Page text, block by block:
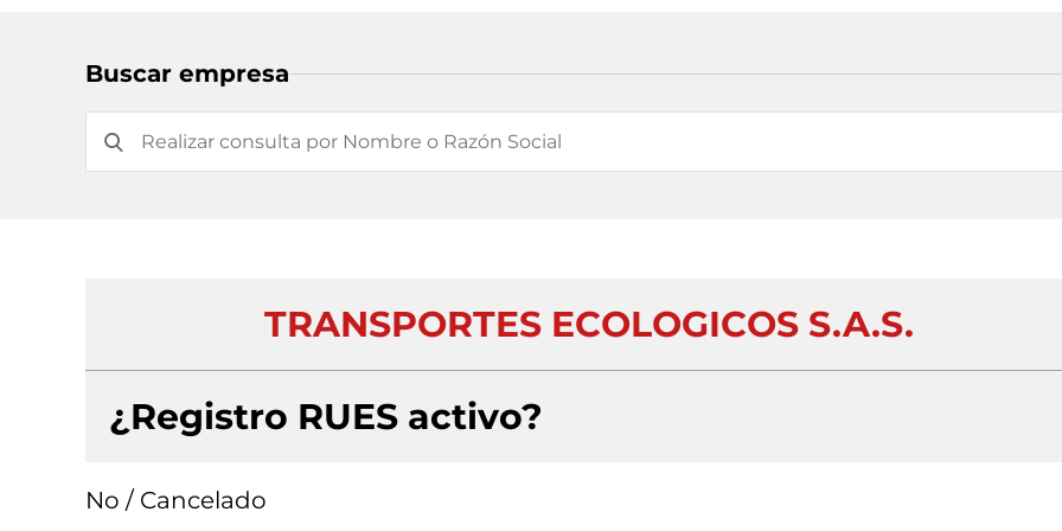
Buscar empresa
TRANSPORTES ECOLOGICOS S.A.S.
¿Registro RUES activo?
No / Cancelado